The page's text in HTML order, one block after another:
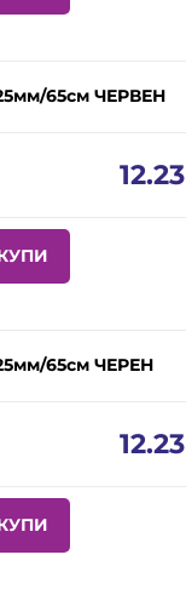
65см ЧЕРВЕН
12.23
65см ЧЕРЕН
12.23